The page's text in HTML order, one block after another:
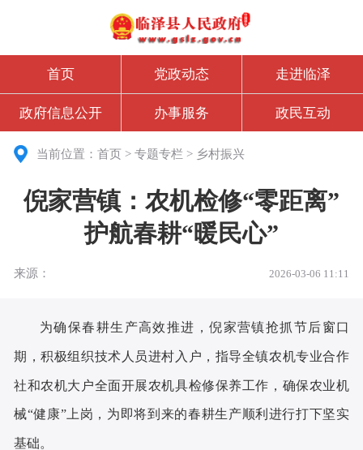
首页 党政动态 走进临泽
政府信息公开 办事服务 政民互动
当前位置：首页 >专题专栏 > 乡村振兴
倪家营镇：农机检修“零距离”
护航春耕“暖民心”
来源： 2026-03-06 11:11
为确保春耕生产高效推进，倪家营镇抢抓节后窗口
期，积极组织技术人员进村入户，指导全镇农机专业合作
社和农机大户全面开展农机具检修保养工作，确保农业机
械“健康”上岗，为即将到来的春耕生产顺利进行打下坚实
基础。